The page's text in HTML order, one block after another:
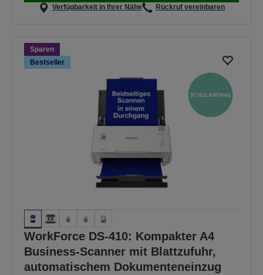
Verfügbarkeit in Ihrer Nähe Rückruf vereinbaren
Sparen
Bestseller
WorkForce DS-410: Kompakter A4
Business-Scanner mit Blattzufuhr,
automatischem Dokumenteneinzug